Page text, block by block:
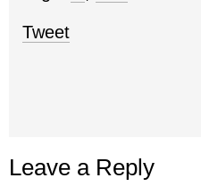
Tweet
Leave a Reply